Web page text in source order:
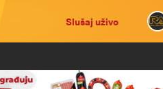
Slušaj uživo